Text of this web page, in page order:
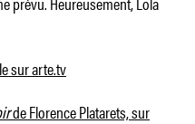
sur arte.tv
de Florence Platarets, sur